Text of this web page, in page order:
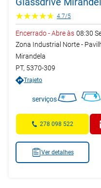
4.7/5
Encerrado-Abre às 08:30
Zona Industrial Norte -
Mirandela
PT, 5370-309
Trajeto
serviços
278 098 522
Ver detalhes